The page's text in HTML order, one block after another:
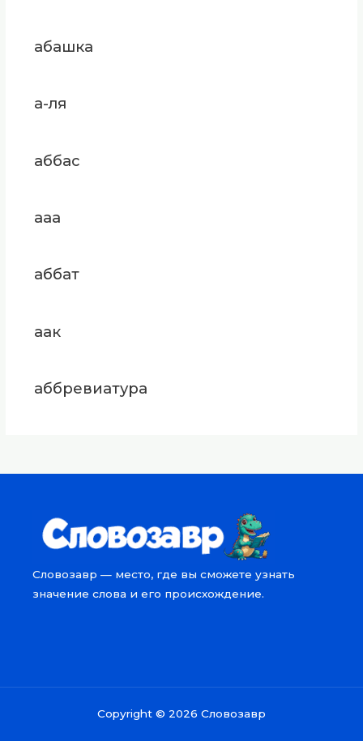
абашка
а-ля
аббас
ааа
аббат
аак
аббревиатура
Словозавр — место, где вы сможете узнать
значение слова и его происхождение.
Copyright © 2026 Словозавр